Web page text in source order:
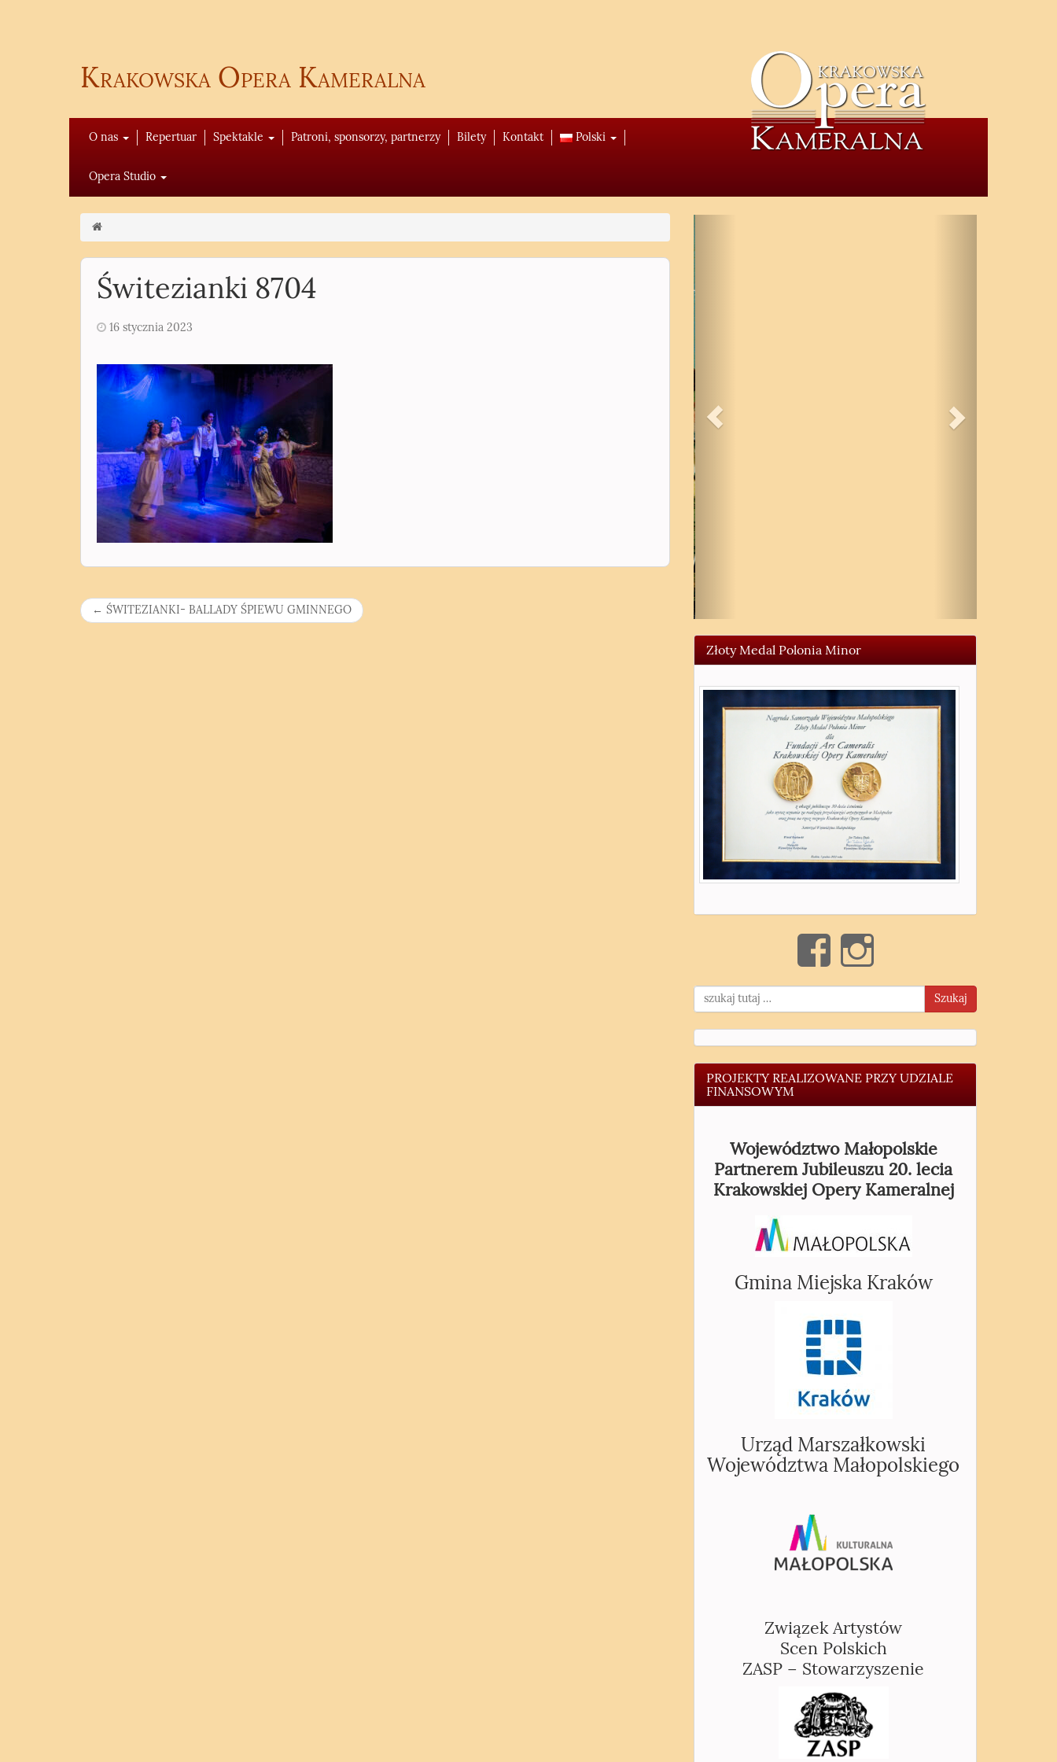
Krakowska Opera Kameralna
O nas Repertuar Spektakle Patroni, sponsorzy, partnerzy Bilety Kontakt Polski
Opera Studio
Świtezianki 8704
16 stycznia 2023
N
← ŚWITEZIANKI- BALLADY ŚPIEWU GMINNEGO
Złoty Medal Polonia Minor
Szukaj
PROJEKTY REALIZOWANE PRZY UDZIALE
FINANSOWYM
Województwo Małopolskie
Partnerem Jubileuszu 20. lecia
Krakowskiej Opery Kameralnej
Gmina Miejska Kraków
Urząd Marszałkowski
Województwa Małopolskiego
Związek Artystów
Scen Polskich
ZASP – Stowarzyszenie